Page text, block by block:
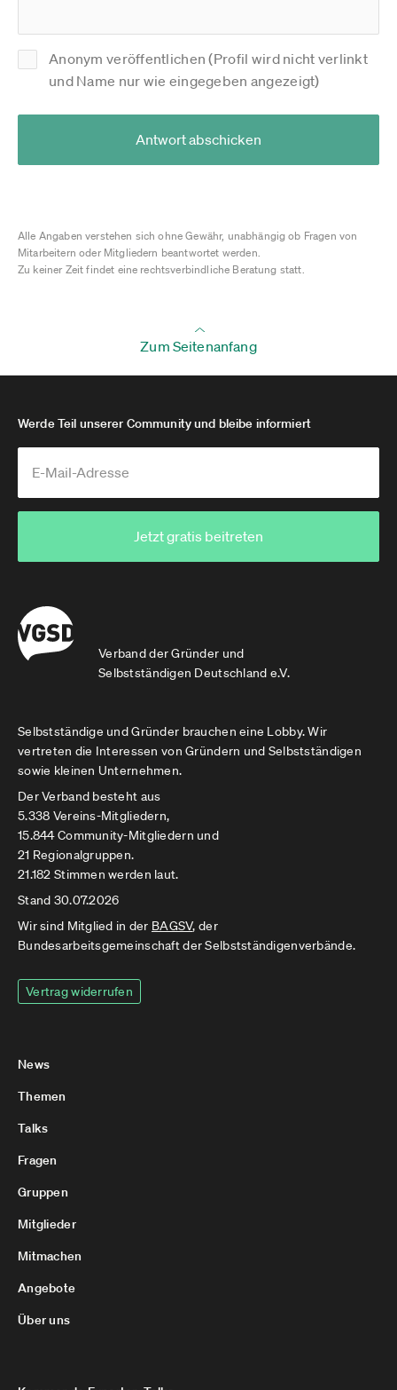
Anonym veröffentlichen (Profil wird nicht verlinkt
und Name nur wie eingegeben angezeigt)
Antwort abschicken
Alle Angaben verstehen sich ohne Gewähr, unabhängig ob Fragen von
Mitarbeitern oder Mitgliedern beantwortet werden.
Zu keiner Zeit findet eine rechtsverbindliche Beratung statt.
Zum Seitenanfang
Verband der Gründer und
Selbstständigen Deutschland e.V.
Werde Teil unserer Community und bleibe informiert
Jetzt gratis beitreten
Selbstständige und Gründer brauchen eine Lobby. Wir
vertreten die Interessen von Gründern und Selbstständigen
sowie kleinen Unternehmen.
Der Verband besteht aus
5.338 Vereins-Mitgliedern,
15.844 Community-Mitgliedern und
21 Regionalgruppen.
21.182 Stimmen werden laut.
Stand 30.07.2026
Wir sind Mitglied in der BAGSV, der
Bundesarbeitsgemeinschaft der Selbstständigenverbände.
Vertrag widerrufen
News
Themen
Talks
Fragen
Gruppen
Mitglieder
Mitmachen
Angebote
Über uns